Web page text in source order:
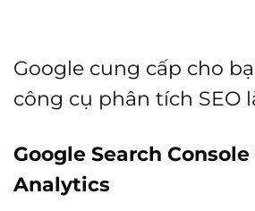
Google cung cấp cho
công cụ phân tích SEO
Google Search Console
Analytics